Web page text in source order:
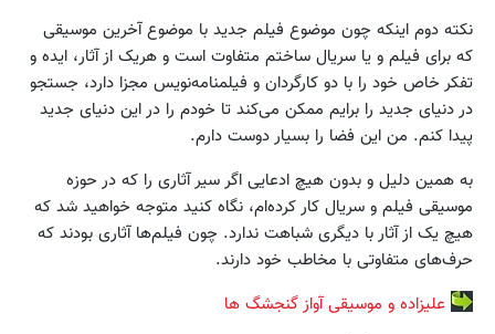
نکته دوم اینکه چون موضوع فیلم جدید با موضوع آخرین موسیقی
که برای فیلم و یا سریال ساختم متفاوت است و هریک از آثار، ایده و
تفکر خاص خود را با دو کارگردان و فیلمنامه‌نویس مجزا دارد، جستجو
در دنیای جدید را برایم ممکن می‌کند تا خودم را در این دنیای جدید
پیدا کنم. من این فضا را بسیار دوست دارم.
به همین دلیل و بدون هیچ ادعایی اگر سیر آثاری را که در حوزه
موسیقی فیلم و سریال کار کرده‌ام، نگاه کنید متوجه خواهید شد که
هیچ یک از آثار با دیگری شباهت ندارد. چون فیلم‌ها آثاری بودند که
حرف‌های متفاوتی با مخاطب خود دارند.
علیزاده و موسیقی آواز گنجشگ ها